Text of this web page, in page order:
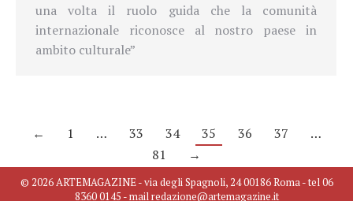
una volta il ruolo guida che la comunità
internazionale riconosce al nostro paese in
ambito culturale”
← 1 … 33 34 35 36 37
…
81
→
© 2026 ARTEMAGAZINE - via degli Spagnoli, 24 00186 Roma - tel 06
8360 0145 - mail redazione@artemagazine.it